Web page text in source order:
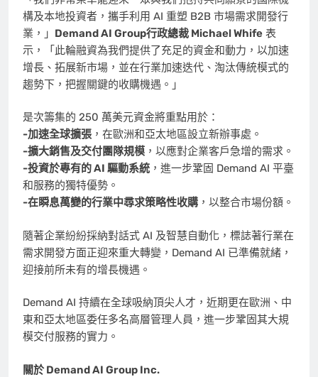
構及本地投資者，攜手利用 AI 重塑 B2B 市場需求開發行
業，」 Demand AI Group行政總裁 Michael Whife 表
示，「此輪融資為我們提供了充足的資金和動力，以加速
增長、拓展新市場，並在行業加速迭代、淘汰傳統模式的
趨勢下，把握關鍵的收購機遇。」
是次籌集的 250 萬美元資金將重點用於：
-加速全球擴張 ，在歐洲和亞太地區設立新辦事處。
-擴大銷售及交付團隊規模 ，以應對企業客戶急增的需求。
-投資於專有的 AI 驅動系統 ，進一步鞏固 Demand AI 平臺
和服務的獨特優勢。
-在瞬息萬變的行業中尋求策略性收購 ，以整合市場份額。
隨著企業紛紛採納對話式 AI 及智慧自動化，標誌著行業在
需求開發方面正迎來重大轉變，Demand AI 已準備就緒，
迎接前所未有的增長機遇。
Demand AI 持續在全球吸納頂尖人才，近期更在歐洲、中
東和亞太地區委任多名高層管理人員，進一步鞏固其大規
模交付服務的實力。
關於 Demand AI Group Inc.